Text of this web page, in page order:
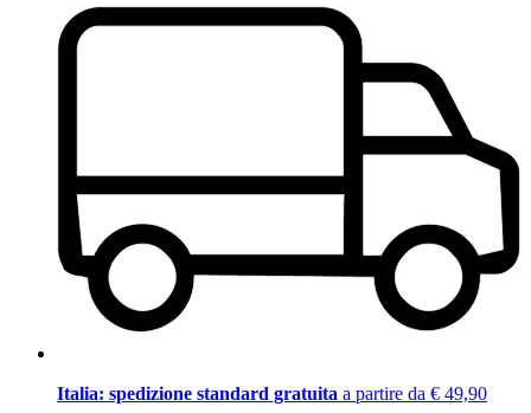
Italia: spedizione standard gratuita a partire da € 49,90